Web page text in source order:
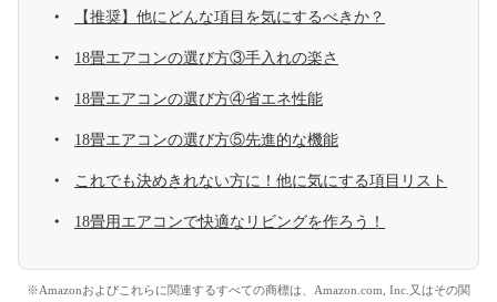
【推奨】他にどんな項目を気にするべきか？
18畳エアコンの選び方③手入れの楽さ
18畳エアコンの選び方④省エネ性能
18畳エアコンの選び方⑤先進的な機能
これでも決めきれない方に！他に気にする項目リスト
18畳用エアコンで快適なリビングを作ろう！
※Amazonおよびこれらに関連するすべての商標は、Amazon.com, Inc.又はその関